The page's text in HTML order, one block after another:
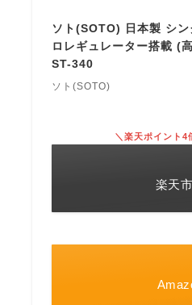
ソト(SOTO) 日本製 シ
ロレギュレーター搭載 (
ST-340
ソト(SOTO)
＼楽天ポイント4
楽天